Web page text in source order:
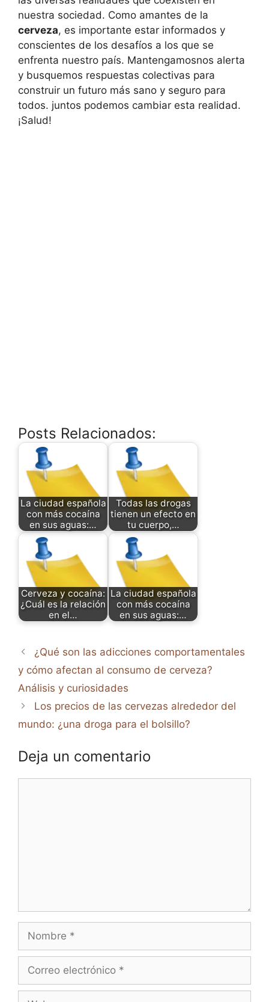
nuestra sociedad. Como amantes de la
cerveza, es importante estar informados y
conscientes de los desafíos a los que se
enfrenta nuestro país. Mantengamosnos alerta
y busquemos respuestas colectivas para
construir un futuro más sano y seguro para
todos. juntos podemos cambiar esta realidad.
¡Salud!
Posts Relacionados:
La ciudad española
con más cocaína
en sus aguas:…
Todas las drogas
tienen un efecto en
tu cuerpo,…
Cerveza y cocaína:
¿Cuál es la relación
en el…
La ciudad española
con más cocaína
en sus aguas:…
¿Qué son las adicciones comportamentales
y cómo afectan al consumo de cerveza?
Análisis y curiosidades
Los precios de las cervezas alrededor del
mundo: ¿una droga para el bolsillo?
Deja un comentario
Nombre
Correo
Web